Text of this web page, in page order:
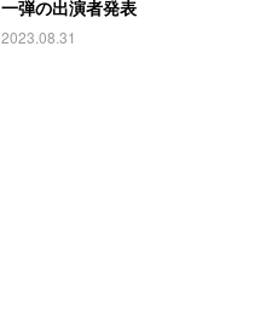
一弾の出演者発表
2023.08.31